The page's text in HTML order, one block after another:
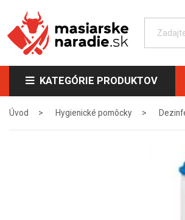
KATEGÓRIE PRODUKTOV
Úvod Hygienické pomôcky